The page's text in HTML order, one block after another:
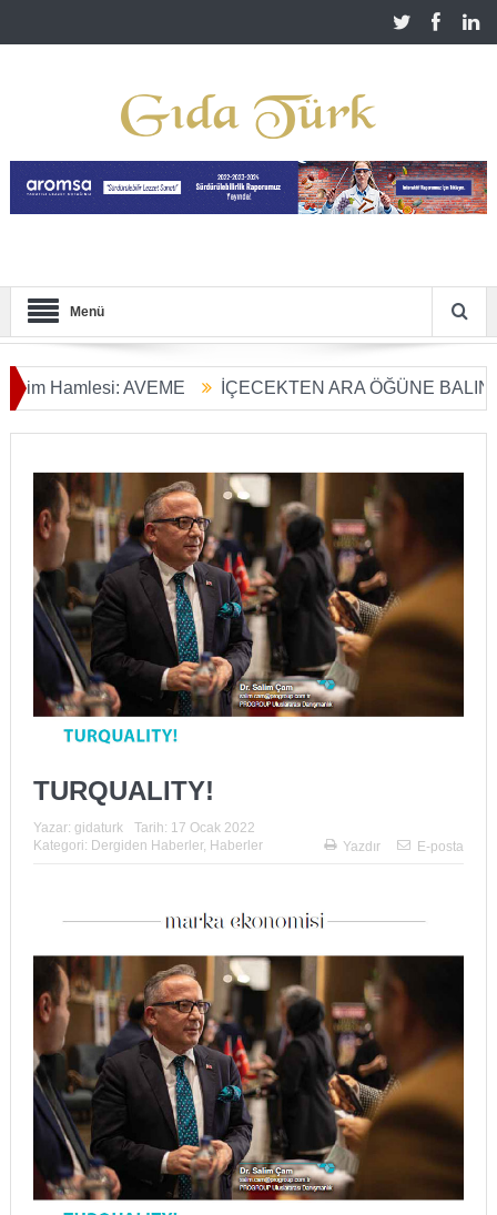
Menü
AVEME İÇECEKTEN ARA ÖĞÜNE BALIN
Dönüşümü Başladı
TURQUALITY!
Yazar: gidaturk Tarih: 17 Ocak 2022
Kategori: Dergiden Haberler, Haberler Yazdır E-posta